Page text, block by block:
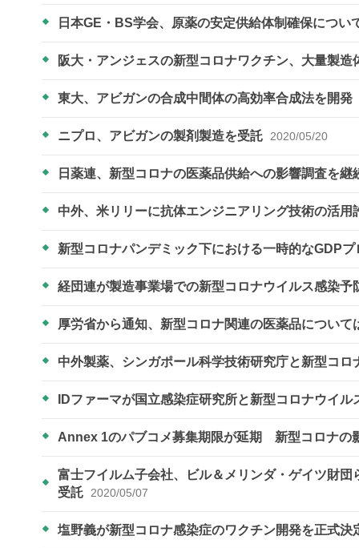
日本GE・BS学会、原薬の安定供給体制確保につ
阪大・アンジェスの新型コロナワクチン、大量製
東大、アビガンの合成中間体の高効率合成法を開発
ニプロ、アビガンの製剤製造を受託 2020/05/20
日薬連、新型コロナの医薬品供給への影響調査を継
中外、米リリーに抗体エンジニアリング技術の活
新型コロナパンデミック下における一時的なGDP
経団連が製造事業場での新型コロナウイルス感染
厚労省から通知、新型コロナ関連の医薬品につい
中外製薬、シンガポール科学技術研究庁と新型コ
IDファーマが国立感染症研究所と新型コロナウイ
Annex 1のパブコメ募集期限が延期 新型コロナの
富士フイルム子会社、ビル＆メリンダ・ゲイツ財
受託
2020/05/07
塩野義が新型コロナ感染症のワクチン開発を正式決